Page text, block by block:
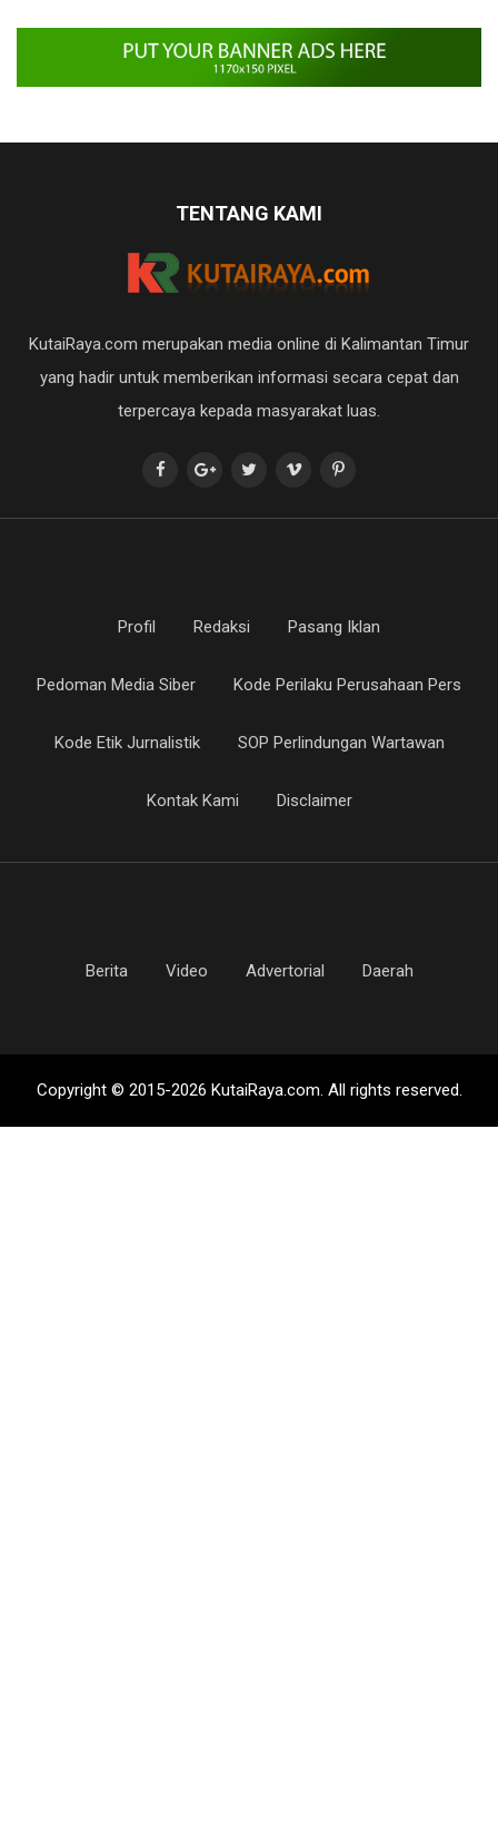
TENTANG KAMI
KutaiRaya.com merupakan media online di Kalimantan Timur
yang hadir untuk memberikan informasi secara cepat dan
terpercaya kepada masyarakat luas.
Profil Redaksi Pasang Iklan
Pedoman Media Siber Kode Perilaku Perusahaan Pers
Kode Etik Jurnalistik SOP Perlindungan Wartawan
Kontak Kami Disclaimer
Berita Video Advertorial Daerah
Copyright © 2015-2026 KutaiRaya.com. All rights reserved.